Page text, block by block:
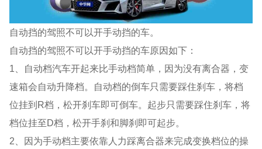
自动挡的驾照不可以开手动挡的车。
自动挡的驾照不可以开手动挡的车原因如下：
1、自动档汽车开起来比手动档简单，因为没有离合器，变
速箱会自动升降档。自动档的倒车只需要踩住刹车，将档
位挂到R档，松开刹车即可倒车。起步只需要踩住刹车，将
档位挂至D档，松开手刹和脚刹即可起步。
2、因为手动档主要依靠人力踩离合器来完成变换档位的操